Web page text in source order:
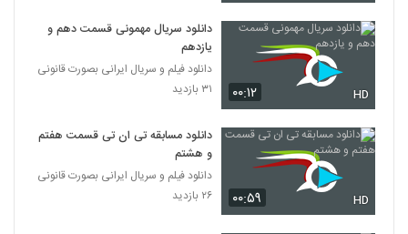
۰۰:۱۲ HD
دانلود سریال مهمونی قسمت دهم و
یازدهم
دانلود فیلم و سریال ایرانی بصورت قانونی
۳۱ بازدید
۰۰:۵۹ HD
دانلود مسابقه تی ان تی قسمت هفتم
و هشتم
دانلود فیلم و سریال ایرانی بصورت قانونی
۲۶ بازدید